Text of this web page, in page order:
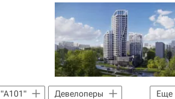
Еще
Девелоперы